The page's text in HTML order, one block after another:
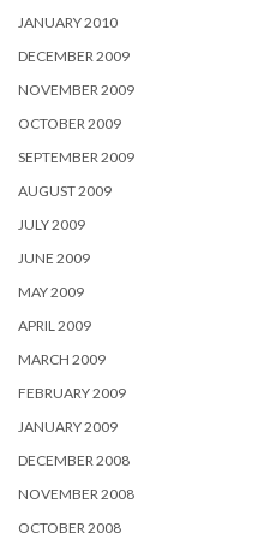
JANUARY 2010
DECEMBER 2009
NOVEMBER 2009
OCTOBER 2009
SEPTEMBER 2009
AUGUST 2009
JULY 2009
JUNE 2009
MAY 2009
APRIL 2009
MARCH 2009
FEBRUARY 2009
JANUARY 2009
DECEMBER 2008
NOVEMBER 2008
OCTOBER 2008